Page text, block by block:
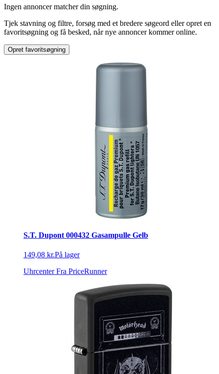
Glas
Ingen annoncer matcher din søgning.
Tjek stavning og filtre, forsøg med et bredere søgeord eller opret en
favoritsøgning og få besked, når nye annoncer kommer online.
Opret favoritsøgning
S.T. Dupont 000432 Gasampulle Gelb
149,08 kr.På lager
Uhrcenter Fra PriceRunner